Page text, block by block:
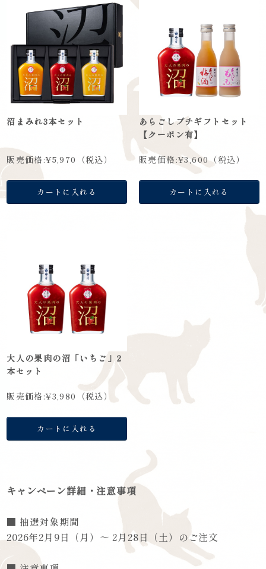
沼まみれ3本セット
販売価格:¥5,970 （税込）
カートに入れる
あらごしプチギフトセット
【クーポン有】
販売価格:¥3,600 （税込）
カートに入れる
大人の果肉の沼「いちご」2
本セット
販売価格:¥3,980 （税込）
カートに入れる
キャンペーン詳細・注意事項
■ 抽選対象期間
2026年2月9日（月）～ 2月28日（土）のご注文